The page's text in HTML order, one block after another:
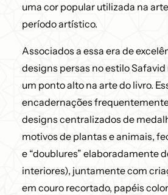
uma cor popular utilizada na
período artístico.
Associados a essa era de
designs persas no estilo
um ponto alto na arte do livro.
encadernações
designs centralizados de
motivos de plantas e animais,
e “doublures” elaboradamente
interiores), juntamente com
em couro recortado, papéis